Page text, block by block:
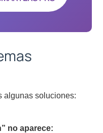
algunas soluciones:
no aparece: